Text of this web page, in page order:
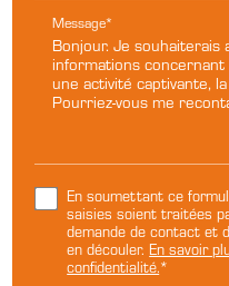
Message*
En soumettant ce
saisies soient traitées
demande de contact et
en découler.En savoir
confidentialité.*